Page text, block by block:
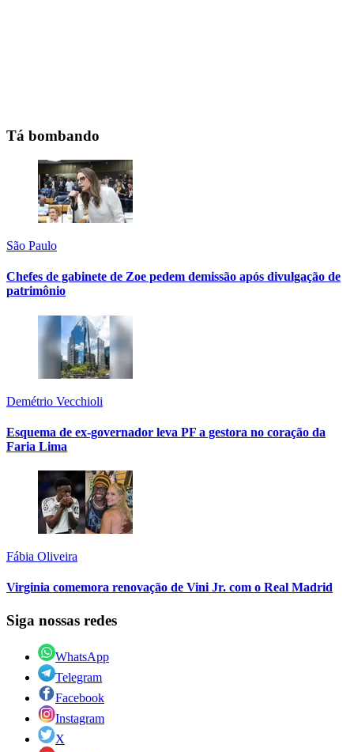
Tá bombando
São Paulo
Chefes de gabinete de Zoe pedem demissão após divulgação de
patrimônio
Demétrio Vecchioli
Esquema de ex-governador leva PF a gestora no coração da
Faria Lima
Fábia Oliveira
Virginia comemora renovação de Vini Jr. com o Real Madrid
Siga nossas redes
WhatsApp
Telegram
Facebook
Instagram
X